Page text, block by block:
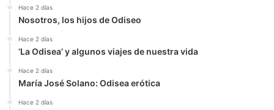
Hace 2 días
Nosotros, los hijos de Odiseo
Hace 2 días
‘La Odisea’ y algunos viajes de nuestra vida
Hace 2 días
María José Solano: Odisea erótica
Hace 2 días